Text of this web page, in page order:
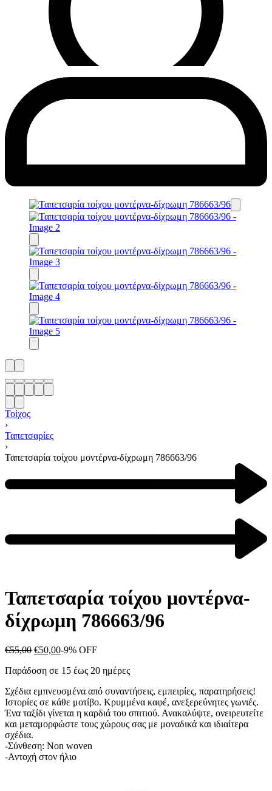
Τοίχος
›
Ταπετσαρίες
›
Ταπετσαρία τοίχου μοντέρνα-δίχρωμη 786663/96
navigation
Ταπετσαρία τοίχου μοντέρνα-
δίχρωμη 786663/96
€55,00 Original
was:
€50,00Η
τιμή
€50,00.
-9% OFF
Παράδοση σε 15 έως 20 ημέρες
Σχέδια εμπνευσμένα από συναντήσεις, εμπειρίες, παρατηρήσεις!
Ιστορίες σε κάθε μοτίβο. Κρυμμένα καφέ, ανεξερεύνητες γωνιές.
Ένα ταξίδι γίνεται η καρδιά του σπιτιού. Ανακαλύψτε, ονειρευτείτε
και μεταμορφώστε τους χώρους σας με μοναδικά και ιδιαίτερα
σχέδια.
-Σύνθεση: Non woven
-Αντοχή στον ήλιο